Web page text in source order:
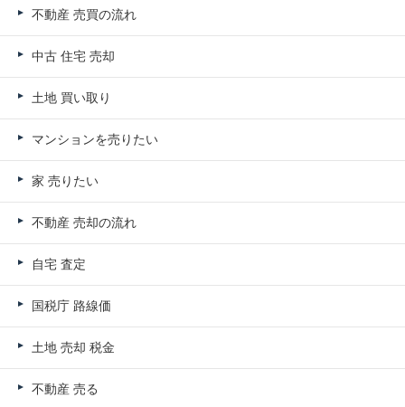
不動産 売買の流れ
中古 住宅 売却
土地 買い取り
マンションを売りたい
家 売りたい
不動産 売却の流れ
自宅 査定
国税庁 路線価
土地 売却 税金
不動産 売る